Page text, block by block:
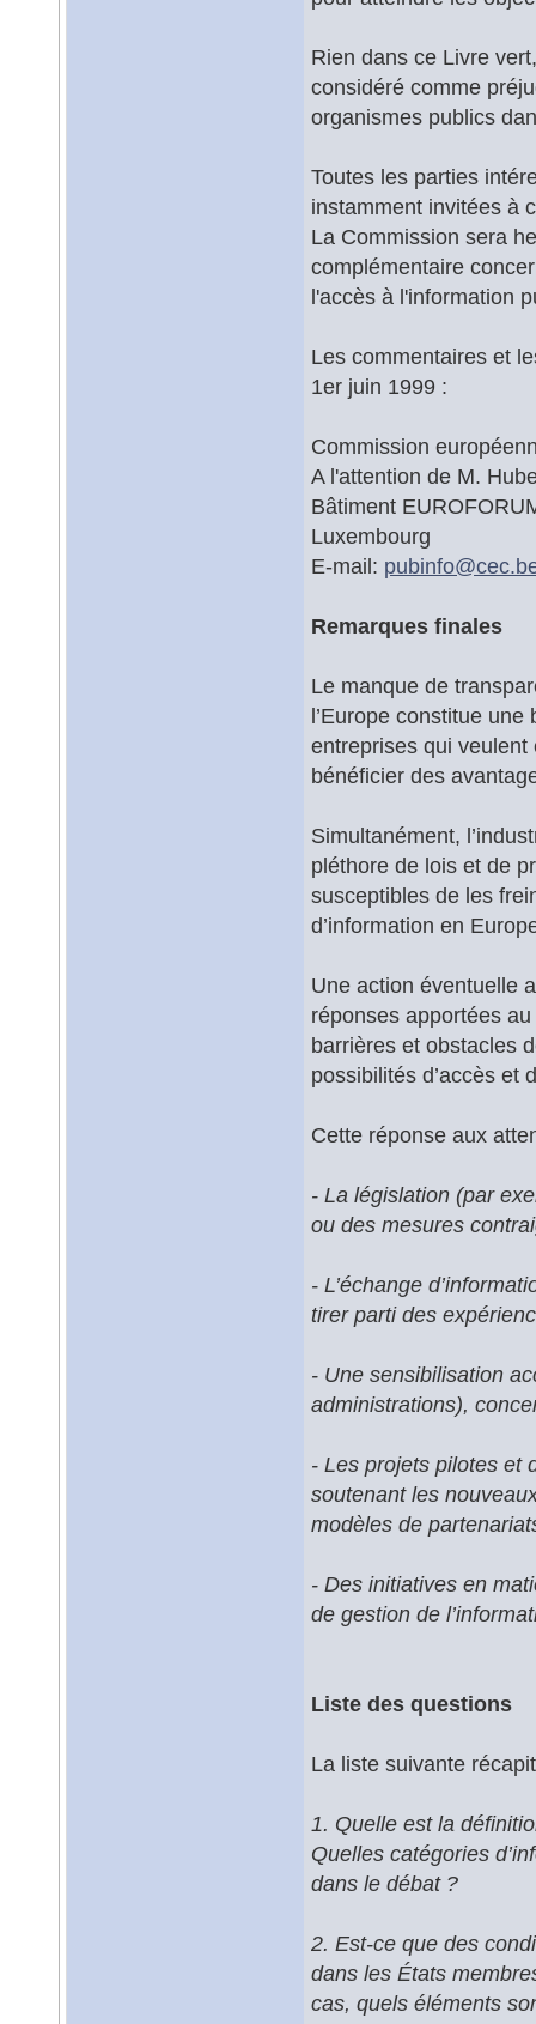
Rien dans ce Livre
considéré comme
organismes publics
Toutes les parties
instamment invitées à
La Commission sera
complémentaire
l'accès à l'information
Les commentaires et
1er juin 1999 :
Commission
A l'attention de M.
Bâtiment
Luxembourg
E-mail: pubinfo@
Remarques finales
Le manque de
l’Europe constitue
entreprises qui
bénéficier des
Simultanément,
pléthore de lois et de
susceptibles de les
d’information en
Une action éventuelle
réponses apportées
barrières et obstacles
possibilités d’accès et
Cette réponse aux
- La législation (par
ou des mesures
- L’échange
tirer parti des
- Une sensibilisation
administrations),
- Les projets pilotes et
soutenant les
modèles de
- Des initiatives en
de gestion de
Liste des questions
La liste suivante
1. Quelle est la
Quelles catégories
dans le débat ?
2. Est-ce que des
dans les États
cas, quels éléments